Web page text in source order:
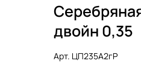
двойн 0,35
Арт. ЦП235А2гР